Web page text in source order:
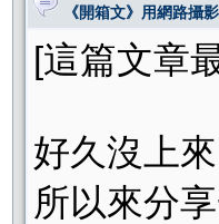
《開箱文》用網路攝
[這篇文章
好久沒上
所以來分